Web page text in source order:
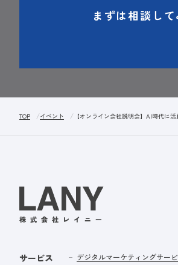
まずは相談して
TOP イベント 【オンライン会社説明会】AI時代に
サービス デジタルマーケティングサー